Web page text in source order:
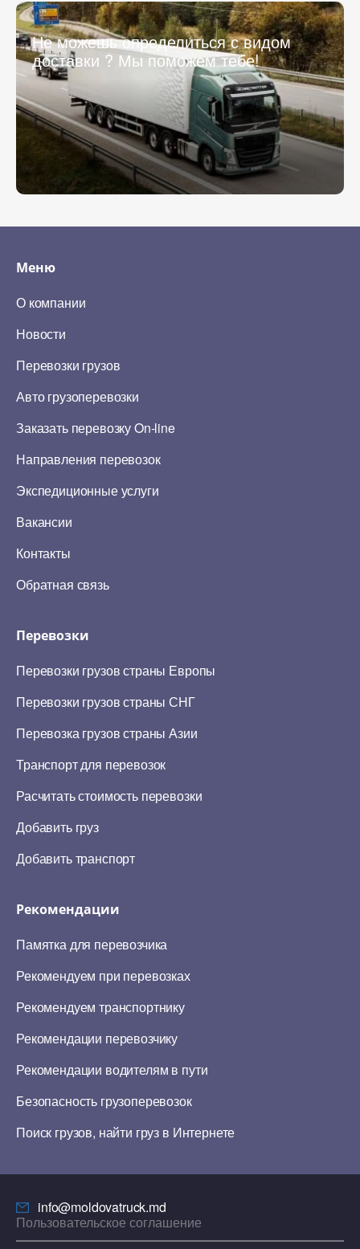
Не можешь определиться с видом
доставки ? Мы поможем тебе!
Меню
О компании
Новости
Перевозки грузов
Авто грузоперевозки
Заказать перевозку On-line
Направления перевозок
Экспедиционные услуги
Вакансии
Контакты
Обратная связь
Перевозки
Перевозки грузов страны Европы
Перевозки грузов страны СНГ
Перевозка грузов страны Азии
Транспорт для перевозок
Расчитать стоимость перевозки
Добавить груз
Добавить транспорт
Рекомендации
Памятка для перевозчика
Рекомендуем при перевозках
Рекомендуем транспортнику
Рекомендации перевозчику
Рекомендации водителям в пути
Безопасность грузоперевозок
Поиск грузов, найти груз в Интернете
info@moldovatruck.md
Пользовательское соглашение